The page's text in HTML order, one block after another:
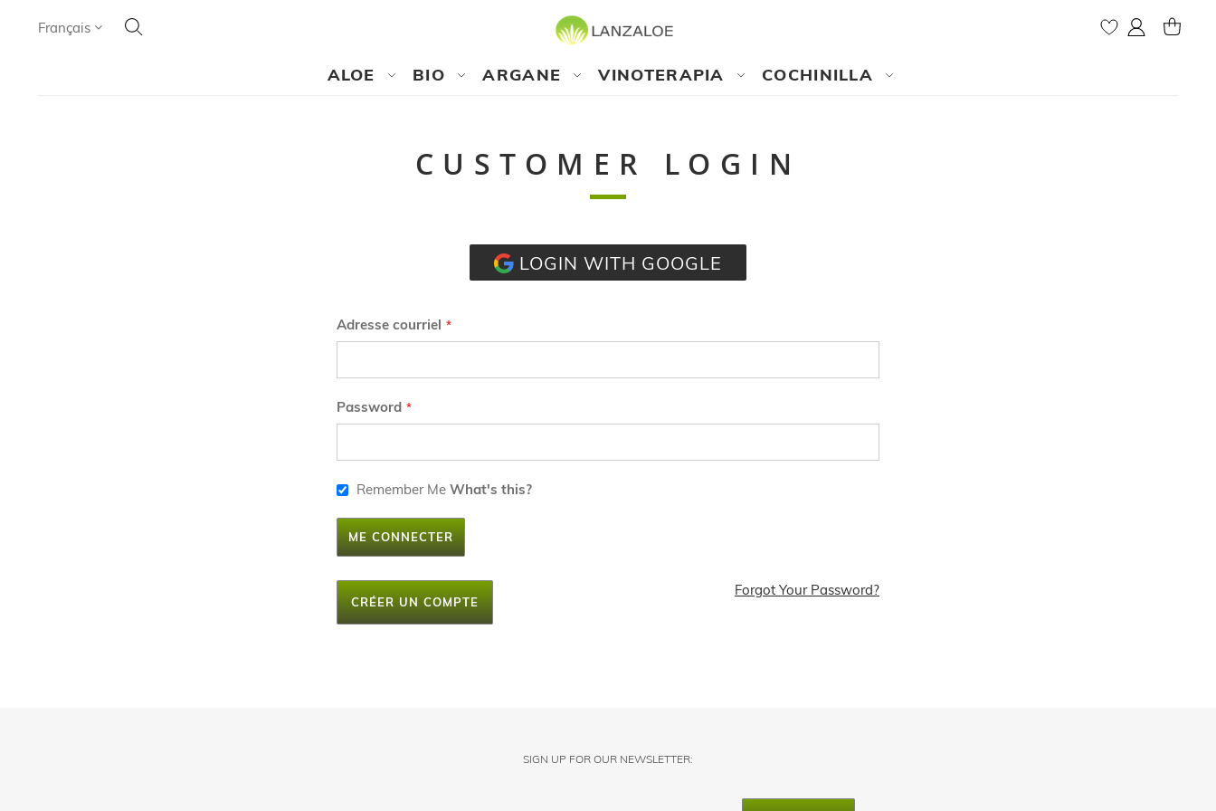
Language
Français Cherchez
CHERCHEZ Mon compte
MY
ALOE BIO ARGANE VINOTERAPIA COCHINILLA
CUSTOMER LOGIN
LOGIN WITH GOOGLE
Adresse courriel
Password
Remember Me What's this?
ME CONNECTER
Forgot Your Password?
CRÉER UN COMPTE
SIGN UP FOR OUR NEWSLETTER: